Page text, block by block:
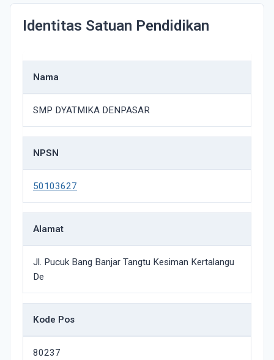
Identitas Satuan Pendidikan
Nama
SMP DYATMIKA DENPASAR
NPSN
50103627
Alamat
Jl. Pucuk Bang Banjar Tangtu Kesiman Kertalangu
De
Kode Pos
80237